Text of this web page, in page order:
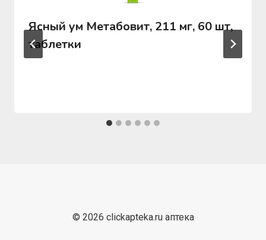
Ясный ум Метабовит, 211 мг, 60 шт,
таблетки
© 2026 clickapteka.ru аптека